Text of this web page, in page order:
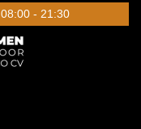
08:00 - 21:30